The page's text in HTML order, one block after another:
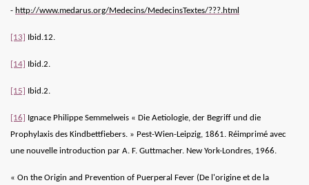
- http://www.medarus.org/Medecins/MedecinsTextes/???.html
[13] Ibid.12.
[14] Ibid.2.
[15] Ibid.2.
[16]
Ignace Philippe Semmelweis « Die Aetiologie, der Begriff und die
Prophylaxis des Kindbettfiebers. » Pest-Wien-Leipzig, 1861. Réimprimé avec
une nouvelle introduction par A. F. Guttmacher. New York-Londres, 1966.
« On the Origin and Prevention of Puerperal Fever (De l'origine et de la